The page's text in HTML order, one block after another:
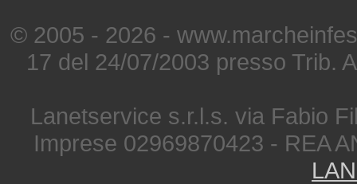
© 2005 - 2026 -
17 del 24/07/2003 presso Trib.
Lanetservice s.r.l.s. via Fabio
Imprese 02969870423 - REA